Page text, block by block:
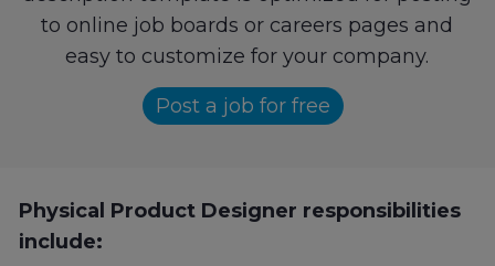
to online job boards or careers pages and
easy to customize for your company.
Post a job for free
Physical Product Designer responsibilities
include: